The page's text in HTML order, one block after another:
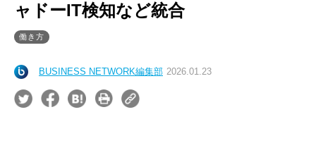
ャドーIT検知など統合
働き方
BUSINESS NETWORK編集部 2026.01.23